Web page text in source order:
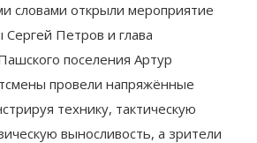
опытных атлетов.
словами открыли мероприятие
Сергей Петров и глава
поселения Артур
провели напряжённые